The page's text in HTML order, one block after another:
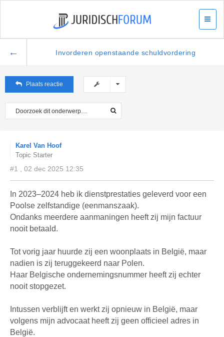
← Invorderen openstaande schuldvordering
Plaats reactie
Karel Van Hoof
Topic Starter
#1 , 02 dec 2025 12:35
In 2023–2024 heb ik dienstprestaties geleverd voor een
Poolse zelfstandige (eenmanszaak).
Ondanks meerdere aanmaningen heeft zij mijn factuur
nooit betaald.
Tot vorig jaar huurde zij een woonplaats in België, maar
nadien is zij teruggekeerd naar Polen.
Haar Belgische ondernemingsnummer heeft zij echter
nooit stopgezet.
Intussen verblijft en werkt zij opnieuw in België, maar
volgens mijn advocaat heeft zij geen officieel adres in
België.